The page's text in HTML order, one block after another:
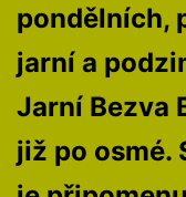
pondělních,
jarní a
Jarní Bezva
již po osmé.